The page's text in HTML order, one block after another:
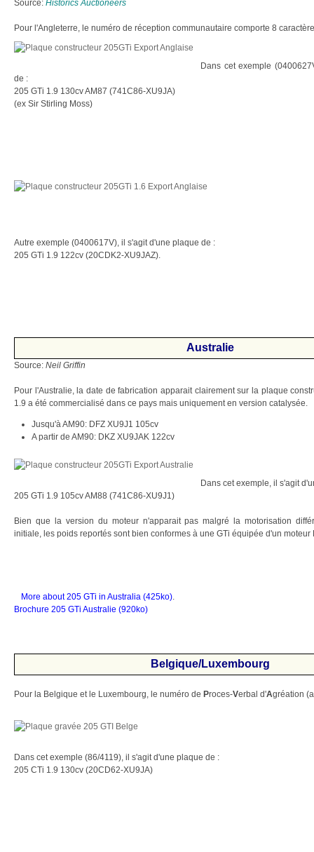
Source: Historics Auctioneers
Pour l'Angleterre, le numéro de réception communautaire comporte 8
Dans cet exemple
de :
205 GTi 1.9 130cv AM87 (741C86-XU9JA)
(ex Sir Stirling Moss)
Autre exemple (0400617V), il s'agit d'une plaque de :
205 GTi 1.9 122cv (20CDK2-XU9JAZ).
Australie
Source: Neil Griffin
Pour l'Australie, la date de fabrication apparait clairement sur la plaque
1.9 a été commercialisé dans ce pays mais uniquement en version catalysée.
Jusqu'à AM90: DFZ XU9J1 105cv
A partir de AM90: DKZ XU9JAK 122cv
Dans cet exemple, il s'agit
205 GTi 1.9 105cv AM88 (741C86-XU9J1)
Bien que la version du moteur n'apparait pas malgré la motorisation
initiale, les poids reportés sont bien conformes à une GTi équipée d'un moteur
More about 205 GTi in Australia (425ko).
Brochure 205 GTi Australie (920ko)
Belgique/Luxembourg
Pour la Belgique et le Luxembourg, le numéro de Proces-Verbal d'Agréation
Dans cet exemple (86/4119), il s'agit d'une plaque de :
205 CTi 1.9 130cv (20CD62-XU9JA)